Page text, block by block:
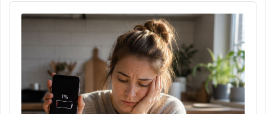
Audio
Player